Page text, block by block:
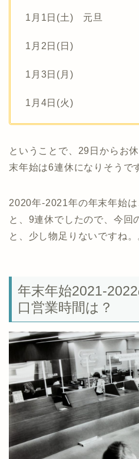
1月1日(土) 元旦
1月2日(日)
1月3日(月)
1月4日(火)
ということで、29日からお
末年始は6連休になりそうで
2020年-2021年の年末年始
と、9連休でしたので、今回
と、少し物足りないですね。
年末年始2021-
口営業時間は？